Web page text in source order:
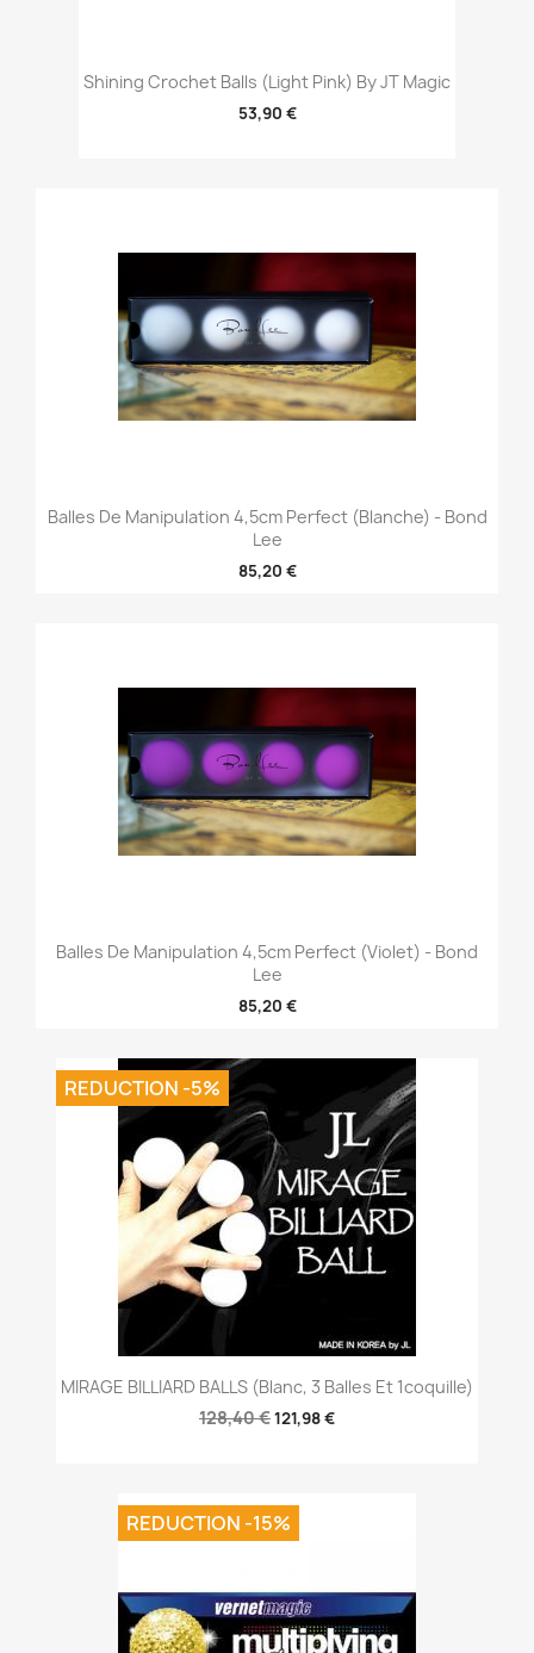
Shining Crochet Balls (Light Pink) By JT Magic
53,90 €
Balles De Manipulation 4,5cm Perfect (Blanche) - Bond
Lee
85,20 €
Balles De Manipulation 4,5cm Perfect (Violet) - Bond
Lee
85,20 €
MIRAGE BILLIARD BALLS (Blanc, 3 Balles Et 1coquille)
128,40 €121,98 €
REDUCTION -5%
REDUCTION -15%